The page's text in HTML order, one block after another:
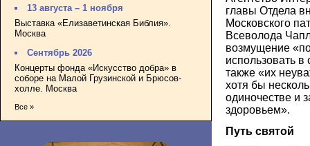
13 августа – 1 ноября
Выставка «Елизаветинская Библия».
Москва
Сентябрь 2026
Концерты фонда «Искусство добра» в
соборе на Малой Грузинской и Брюсов-
холле. Москва
Все »
главы Отдела
Московского
Всеволода
возмущение
использовать в
также «их
хотя бы
одиночестве и
здоровьем».
Путь святой